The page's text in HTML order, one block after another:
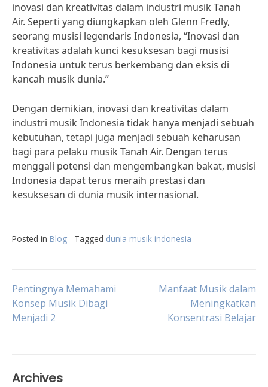
inovasi dan kreativitas dalam industri musik Tanah
Air. Seperti yang diungkapkan oleh Glenn Fredly,
seorang musisi legendaris Indonesia, “Inovasi dan
kreativitas adalah kunci kesuksesan bagi musisi
Indonesia untuk terus berkembang dan eksis di
kancah musik dunia.”
Dengan demikian, inovasi dan kreativitas dalam
industri musik Indonesia tidak hanya menjadi sebuah
kebutuhan, tetapi juga menjadi sebuah keharusan
bagi para pelaku musik Tanah Air. Dengan terus
menggali potensi dan mengembangkan bakat, musisi
Indonesia dapat terus meraih prestasi dan
kesuksesan di dunia musik internasional.
Posted in Blog Tagged dunia musik indonesia
Post
navigation
Pentingnya Memahami
Konsep Musik Dibagi
Menjadi 2
Manfaat Musik dalam
Meningkatkan
Konsentrasi Belajar
Archives